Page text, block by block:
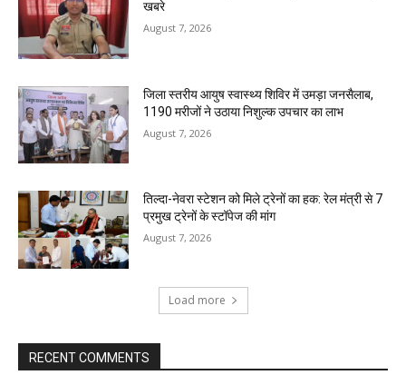
खबरे
August 7, 2026
जिला स्तरीय आयुष स्वास्थ्य शिविर में उमड़ा जनसैलाब,
1190 मरीजों ने उठाया निशुल्क उपचार का लाभ
August 7, 2026
तिल्दा-नेवरा स्टेशन को मिले ट्रेनों का हक: रेल मंत्री से 7
प्रमुख ट्रेनों के स्टॉपेज की मांग
August 7, 2026
Load more
RECENT COMMENTS